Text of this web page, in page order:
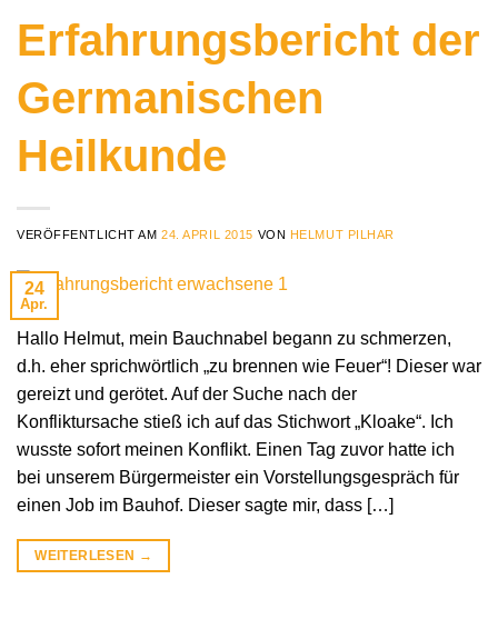
Erfahrungsbericht der
Germanischen
Heilkunde
VERÖFFENTLICHT AM24. APRIL 2015 VON HELMUT PILHAR
24
Apr.
Hallo Helmut, mein Bauchnabel begann zu schmerzen,
d.h. eher sprichwörtlich „zu brennen wie Feuer“! Dieser war
gereizt und gerötet. Auf der Suche nach der
Konfliktursache stieß ich auf das Stichwort „Kloake“. Ich
wusste sofort meinen Konflikt. Einen Tag zuvor hatte ich
bei unserem Bürgermeister ein Vorstellungsgespräch für
einen Job im Bauhof. Dieser sagte mir, dass […]
WEITERLESEN →